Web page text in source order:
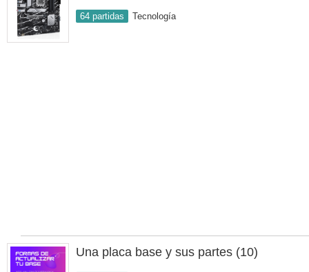
64 partidas Tecnología
Una placa base y sus partes (10)